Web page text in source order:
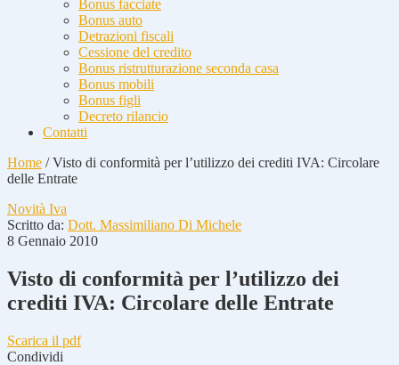
Bonus facciate
Bonus auto
Detrazioni fiscali
Cessione del credito
Bonus ristrutturazione seconda casa
Bonus mobili
Bonus figli
Decreto rilancio
Contatti
Home /Visto di conformità per l’utilizzo dei crediti IVA: Circolare
delle Entrate
Novità Iva
Scritto da: Dott. Massimiliano Di Michele
8 Gennaio 2010
Visto di conformità per l’utilizzo dei
crediti IVA: Circolare delle Entrate
Scarica il pdf
Condividi